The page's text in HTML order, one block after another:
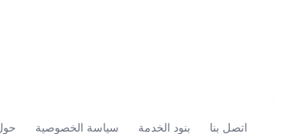
سياسة الخصوصية بنود الخدمة اتصل بنا